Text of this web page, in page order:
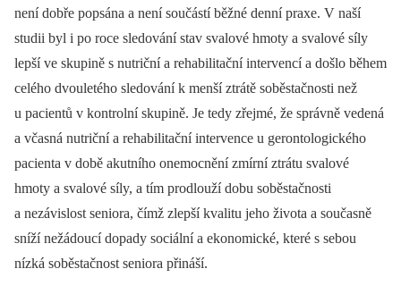
není dobře popsána a není součástí běžné denní praxe. V naší
studii byl i po roce sledování stav svalové hmoty a svalové síly
lepší ve skupině s nutriční a rehabilitační intervencí a došlo během
celého dvouletého sledování k menší ztrátě soběstačnosti než
u pacientů v kontrolní skupině. Je tedy zřejmé, že správně vedená
a včasná nutriční a rehabilitační intervence u gerontologického
pacienta v době akutního onemocnění zmírní ztrátu svalové
hmoty a svalové síly, a tím prodlouží dobu soběstačnosti
a nezávislost seniora, čímž zlepší kvalitu jeho života a současně
sníží nežádoucí dopady sociální a ekonomické, které s sebou
nízká soběstačnost seniora přináší.